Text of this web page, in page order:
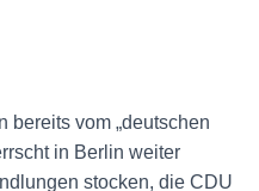
bereits vom „deutschen
in Berlin weiter
stocken, die CDU